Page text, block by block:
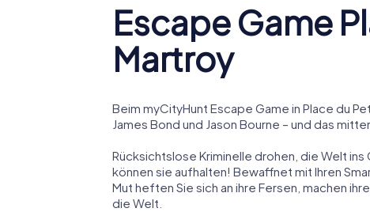
Escape Game
Martroy
Beim myCityHunt Escape Game in Place du
James Bond und Jason Bourne – und das
Rücksichtslose Kriminelle drohen, die Welt ins
können sie aufhalten! Bewaffnet mit Ihren
Mut heften Sie sich an ihre Fersen, machen
die Welt.